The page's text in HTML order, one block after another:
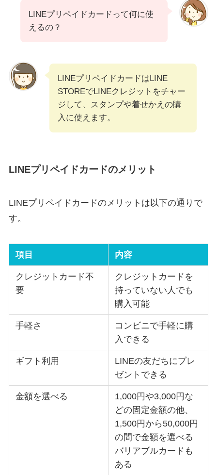
LINEプリペイドカードって何に使
えるの？
LINEプリペイドカードはLINE
STOREでLINEクレジットをチャー
ジして、スタンプや着せかえの購
入に使えます。
LINEプリペイドカードのメリット
LINEプリペイドカードのメリットは以下の通りで
す。
項目 内容
クレジットカード不
要
クレジットカードを
持っていない人でも
購入可能
手軽さ
コンビニで手軽に購
入できる
ギフト利用
LINEの友だちにプレ
ゼントできる
金額を選べる
1,000円や3,000円な
どの固定金額の他、
1,500円から50,000円
の間で金額を選べる
バリアブルカードも
ある